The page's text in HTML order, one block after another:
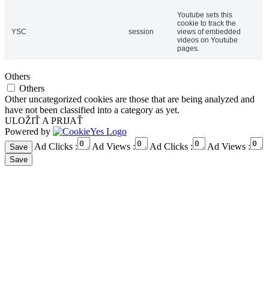
YSC session
Youtube sets this
cookie to track the
views of embedded
videos on Youtube
pages.
Others
Others
Other uncategorized cookies are those that are being analyzed and
have not been classified into a category as yet.
ULOŽIŤ A PRIJAŤ
Powered by
Ad Clicks :
Ad Views : Ad Clicks : Ad Views :